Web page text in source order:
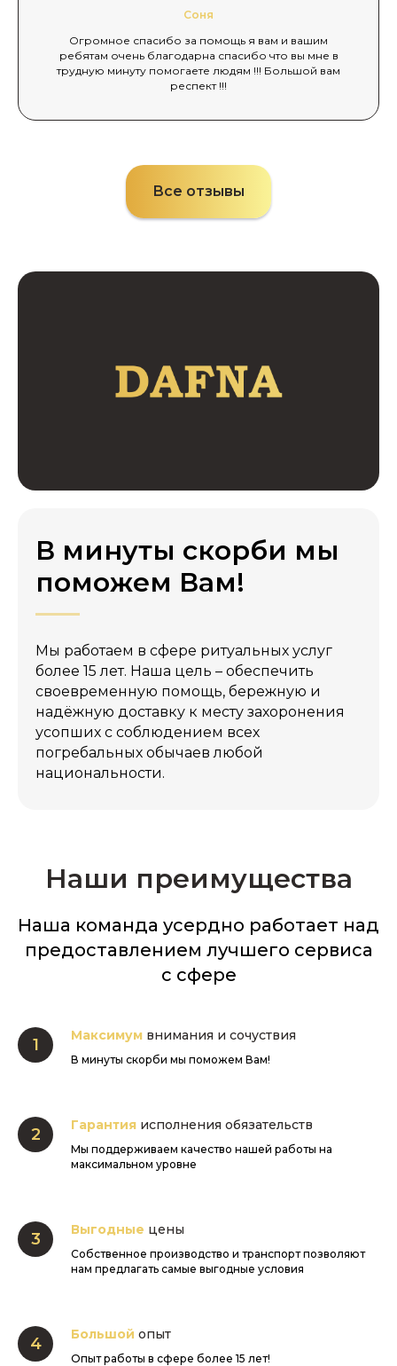
Соня
Огромное спасибо за помощь я вам и вашим
ребятам очень благодарна спасибо что вы мне в
трудную минуту помогаете людям !!! Большой вам
респект !!!
Все отзывы
В минуты скорби мы
поможем Вам!
Мы работаем в сфере ритуальных услуг
более 15 лет. Наша цель – обеспечить
своевременную помощь, бережную и
надёжную доставку к месту захоронения
усопших с соблюдением всех
погребальных обычаев любой
национальности.
Наши преимущества
Наша команда усердно работает над
предоставлением лучшего сервиса
с сфере
Максимум внимания и сочуствия
В минуты скорби мы поможем Вам!
Гарантия исполнения обязательств
Мы поддерживаем качество нашей работы на
максимальном уровне
Выгодные цены
Собственное производство и транспорт позволяют
нам предлагать самые выгодные условия
Большой опыт
Опыт работы в сфере более 15 лет!
Telegram
+998 90 349 61 91
Звоните круглостуточно
звоните в любое время